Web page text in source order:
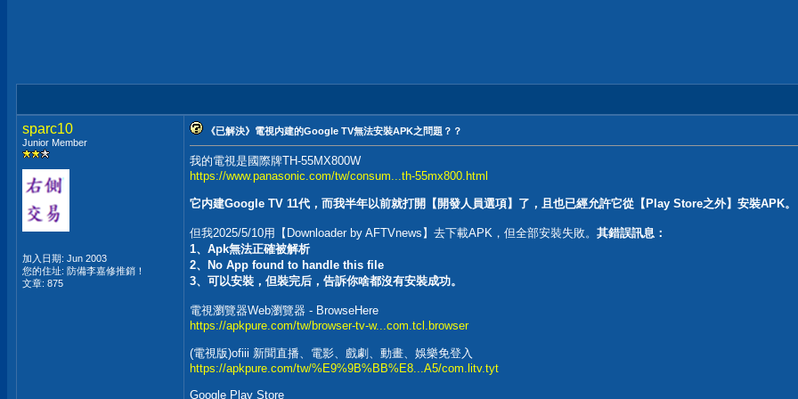
sparc10
Junior Member
加入日期: Jun 2003
您的住址: 防備李嘉修推銷！
文章: 875
《已解決》電視内建的Google TV無法安裝APK之問題？？
我的電視是國際牌TH-55MX800W
https://www.panasonic.com/tw/consum...th-55mx800.html
它内建Google TV 11代，而我半年以前就打開【開發人員選項】了，且也已經允許它從【Play Store之外】安裝APK。
但我2025/5/10用【Downloader by AFTVnews】去下載APK，但全部安裝失敗。 其錯誤訊息：
1、Apk無法正確被解析
2、No App found to handle this file
3、可以安裝，但裝完后，告訴你啥都沒有安裝成功。
電視瀏覽器Web瀏覽器 - BrowseHere
https://apkpure.com/tw/browser-tv-w...com.tcl.browser
(電視版)ofiii 新聞直播、電影、戲劇、動畫、娛樂免登入
https://apkpure.com/tw/%E9%9B%BB%E8...A5/com.litv.tyt
Google Play Store